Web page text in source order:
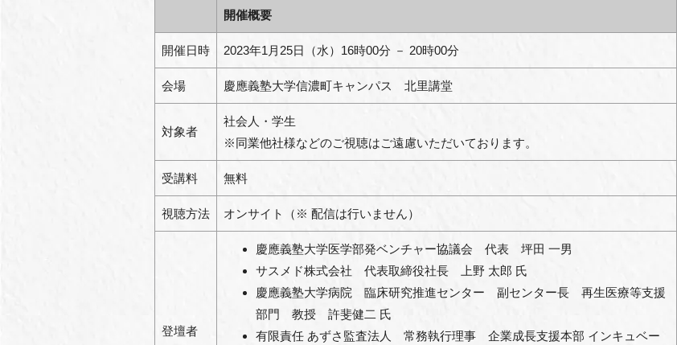
開催概要
開催日時 2023年1 月 25日（水） 16時00分 － 20時00分
会場 慶應義塾大学信濃町キャンパス 北里講堂
対象者
社会人・学生
※同業他社様などのご視聴はご遠慮いただいております。
受講料 無料
視聴方法 オンサイト（※ 配信は行いません）
登壇者
慶應義塾大学医学部発ベンチャー協議会 代表 坪田 一男
サスメド株式会社 代表取締役社長 上野 太郎 氏
慶應義塾大学病院 臨床研究推進センター 副センター長 再生医療等支援
部門 教授 許斐健二 氏
有限責任 あずさ監査法人 常務執行理事 企業成長支援本部 インキュベー